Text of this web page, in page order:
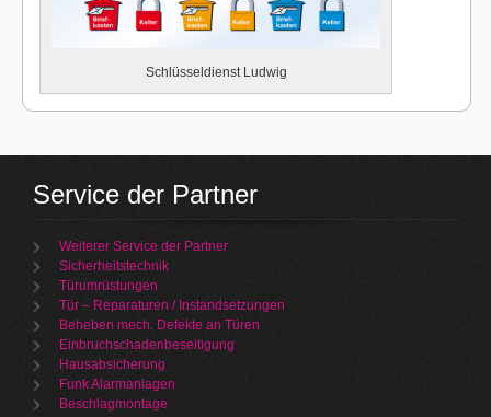
Schlüsseldienst Ludwig
Service der Partner
Weiterer Service der Partner
Sicherheitstechnik
Türumrüstungen
Tür – Reparaturen / Instandsetzungen
Beheben mech. Defekte an Türen
Einbruchschadenbeseitigung
Hausabsicherung
Funk Alarmanlagen
Beschlagmontage